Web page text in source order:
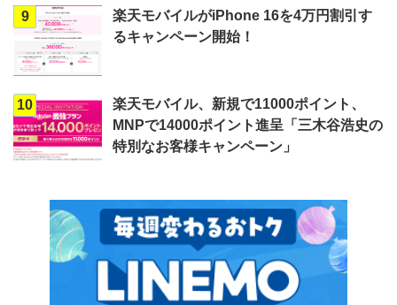
9
楽天モバイルがiPhone 16を4万円割引す
るキャンペーン開始！
10
楽天モバイル、新規で11000ポイント、
MNPで14000ポイント進呈「三木谷浩史の
特別なお客様キャンペーン」